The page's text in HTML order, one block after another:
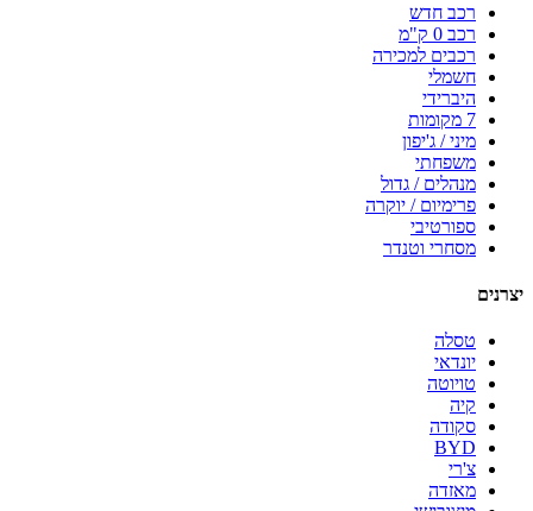
רכב חדש
רכב 0 ק"מ
רכבים למכירה
חשמלי
היברידי
7 מקומות
מיני / ג'יפון
משפחתי
מנהלים / גדול
פרימיום / יוקרה
ספורטיבי
מסחרי וטנדר
יצרנים
טסלה
יונדאי
טויוטה
קיה
סקודה
BYD
צ'רי
מאזדה